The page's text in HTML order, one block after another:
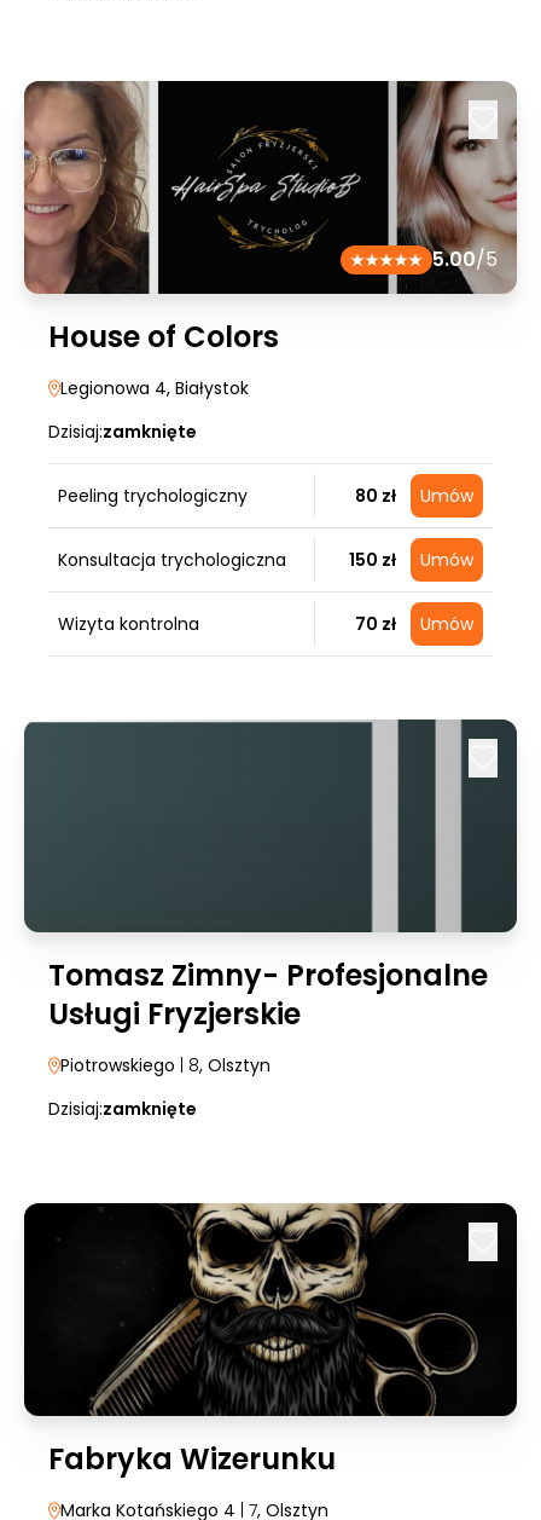
5.00/5
House of Colors
Legionowa 4, Białystok
Dzisiaj:zamknięte
Peeling trychologiczny 80 zł Umów
Konsultacja trychologiczna 150 zł Umów
Wizyta kontrolna 70 zł Umów
Tomasz Zimny- Profesjonalne
Usługi Fryzjerskie
Piotrowskiego | 8, Olsztyn
Dzisiaj:zamknięte
Fabryka Wizerunku
Marka Kotańskiego 4 | 7, Olsztyn